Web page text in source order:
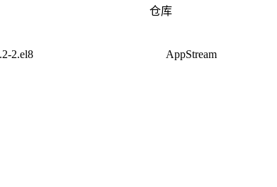
本 仓库
2.el8